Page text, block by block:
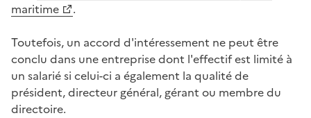
maritime
.
Toutefois, un accord d'intéressement ne peut être
conclu dans une entreprise dont l'effectif est limité à
un salarié si celui-ci a également la qualité de
président, directeur général, gérant ou membre du
directoire.